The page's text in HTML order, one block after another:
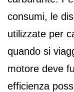
consumi, le
utilizzate per
quando si
motore deve
efficienza